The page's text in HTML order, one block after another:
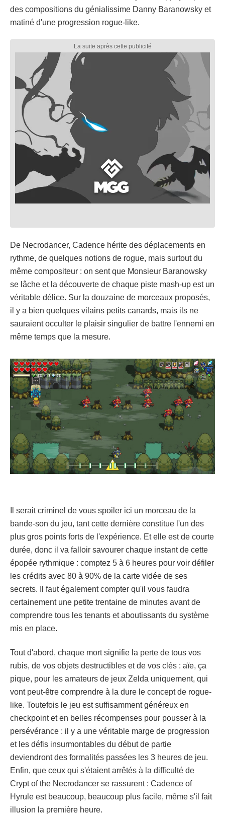
des compositions du génialissime Danny Baranowsky et
matiné d'une progression rogue-like.
De Necrodancer, Cadence hérite des déplacements en
rythme, de quelques notions de rogue, mais surtout du
même compositeur : on sent que Monsieur Baranowsky
se lâche et la découverte de chaque piste mash-up est un
véritable délice. Sur la douzaine de morceaux proposés,
il y a bien quelques vilains petits canards, mais ils ne
sauraient occulter le plaisir singulier de battre l'ennemi en
même temps que la mesure.
Il serait criminel de vous spoiler ici un morceau de la
bande-son du jeu, tant cette dernière constitue l'un des
plus gros points forts de l'expérience. Et elle est de courte
durée, donc il va falloir savourer chaque instant de cette
épopée rythmique : comptez 5 à 6 heures pour voir défiler
les crédits avec 80 à 90% de la carte vidée de ses
secrets. Il faut également compter qu'il vous faudra
certainement une petite trentaine de minutes avant de
comprendre tous les tenants et aboutissants du système
mis en place.
Tout d'abord, chaque mort signifie la perte de tous vos
rubis, de vos objets destructibles et de vos clés : aïe, ça
pique, pour les amateurs de jeux Zelda uniquement, qui
vont peut-être comprendre à la dure le concept de rogue-
like. Toutefois le jeu est suffisamment généreux en
checkpoint et en belles récompenses pour pousser à la
persévérance : il y a une véritable marge de progression
et les défis insurmontables du début de partie
deviendront des formalités passées les 3 heures de jeu.
Enfin, que ceux qui s'étaient arrêtés à la difficulté de
Crypt of the Necrodancer se rassurent : Cadence of
Hyrule est beaucoup, beaucoup plus facile, même s'il fait
illusion la première heure.